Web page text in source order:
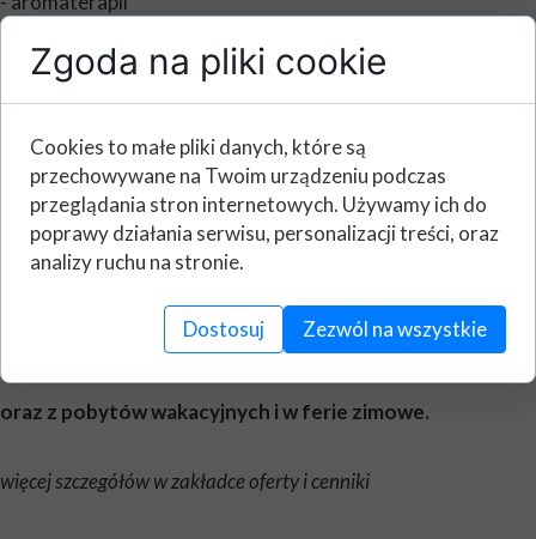
- ogrodnicze
- rozpoznawanie roślin
- przyrodnicze
- fotograficzne
- rękodzieło
Zachęcamy do skorzystania z weekendów tematycznych,
których ofertę cały czas uaktualniamy:
- jeździeckich z nauką lonżowania
- weekendy plenerowe
oraz z pobytów wakacyjnych i w ferie zimowe.
więcej szczegółów w zakładce oferty i cenniki
Zgoda na pliki cookie
Cookies to małe pliki danych, które są
przechowywane na Twoim urządzeniu podczas
przeglądania stron internetowych. Używamy ich do
poprawy działania serwisu, personalizacji treści, oraz
analizy ruchu na stronie.
Dostosuj Zezwól na wszystkie